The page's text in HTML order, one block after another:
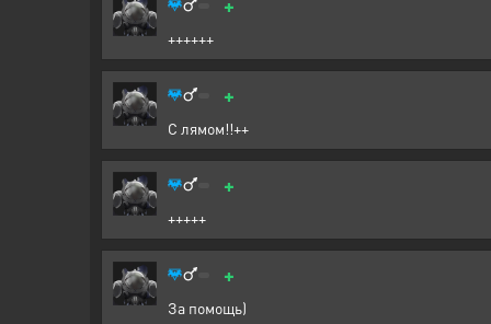
++++++
+
С лямом!!++
+
+++++
+
За помощь)